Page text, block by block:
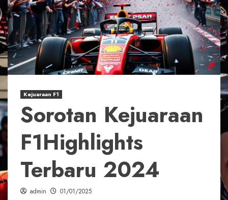
Kejuaraan F1
Sorotan Kejuaraan
F1Highlights
Terbaru 2024
admin 01/01/2025